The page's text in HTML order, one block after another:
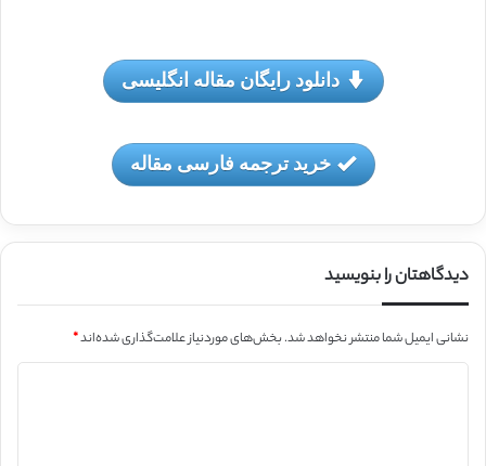
دانلود رایگان مقاله انگلیسی
خرید ترجمه فارسی مقاله
دیدگاهتان را بنویسید
نشانی ایمیل شما منتشر نخواهد شد.بخش‌های موردنیاز علامت‌گذاری شده‌اند*